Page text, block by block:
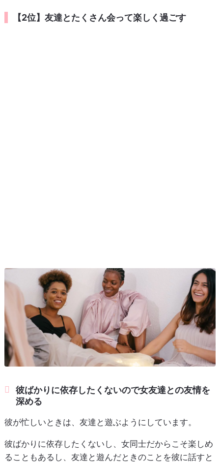
【2位】友達とたくさん会って楽しく過ごす
彼ばかりに依存したくないので女友達との友情を
深める
彼が忙しいときは、友達と遊ぶようにしています。
彼ばかりに依存したくないし、女同士だからこそ楽しめ
ることもあるし、友達と遊んだときのことを彼に話すと